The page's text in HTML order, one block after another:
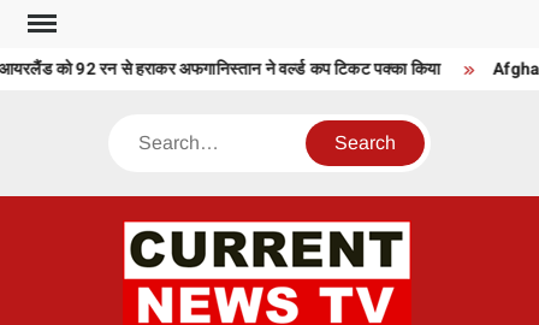
Skip
contentको 92 रन से हराकर अफगानिस्तान ने वर्ल्ड कप टिकट पक्का किया
Search